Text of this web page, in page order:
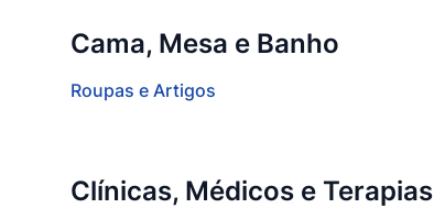
Cama, Mesa e Banho
Roupas e Artigos
Clínicas, Médicos e Terapias